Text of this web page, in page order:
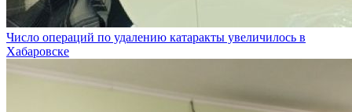
Число операций по удалению катаракты увеличилось в
Хабаровске